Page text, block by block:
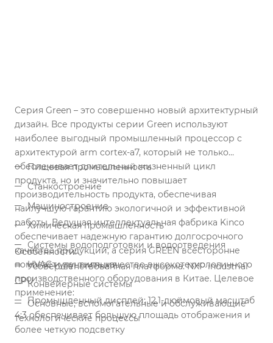
Серия Green – это совершенно новый архитектурный
дизайн. Все продукты серии Green используют
наиболее выгодный промышленный процессор с
архитектурой arm cortex-a7, который не только
обеспечивает длительный жизненный цикл
продукта, но и значительно повышает
производительность продукта, обеспечивая
наилучшую гарантию экологичной и эффективной
работы. Ведущая интеллектуальная фабрика Kinco
обеспечивает надежную гарантию долгосрочного
качества продукции, а серия GREEN всесторонне
помогает улучшить качество высокотехнологичного
производственного оборудования в Китае. Целевое
применение:
Пищевая промышленность
Станкостроение
Машиностроение
Химическая промышленность
Системы водоподготовки и водоотведения
HVAC и вентиляция
Конвейерные системы
Основные, вспомогательные и обслуживающие
технологические процессы
Особенности:
Усовершенствованная платформа: NXP industrial
CPU
Промышленный дисплей: 12,1-дюймовый масштаб
4:3 обеспечивает большую площадь отображения и
более четкую подсветку